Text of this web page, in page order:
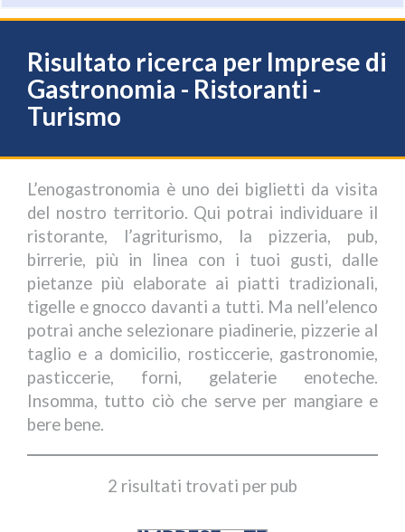
Risultato ricerca per Imprese di
Gastronomia - Ristoranti -
Turismo
L’enogastronomia è uno dei biglietti da visita
del nostro territorio. Qui potrai individuare il
ristorante, l’agriturismo, la pizzeria, pub,
birrerie, più in linea con i tuoi gusti, dalle
pietanze più elaborate ai piatti tradizionali,
tigelle e gnocco davanti a tutti. Ma nell’elenco
potrai anche selezionare piadinerie, pizzerie al
taglio e a domicilio, rosticcerie, gastronomie,
pasticcerie, forni, gelaterie enoteche.
Insomma, tutto ciò che serve per mangiare e
bere bene.
2 risultati trovati per pub